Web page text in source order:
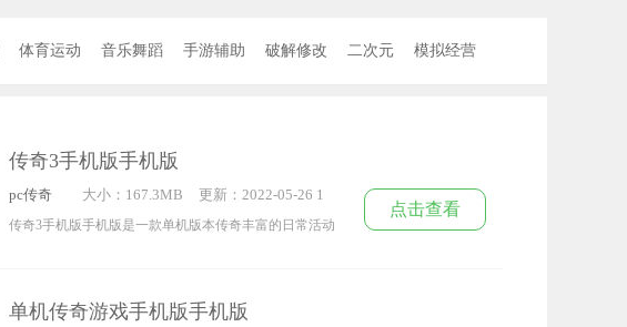
体育运动 音乐舞蹈 手游辅助 破解修改 二次元 模拟经营
传奇3手机版手机版
pc传奇 大小：167.3MB
更新：2022-05-26 1
5:38:02
传奇3手机版手机版是一款单机版本传奇丰富的日常活动
哦，每一个职业都能给玩家带来非常新颖的游戏体验。
点击查看
单机传奇游戏手机版手机版